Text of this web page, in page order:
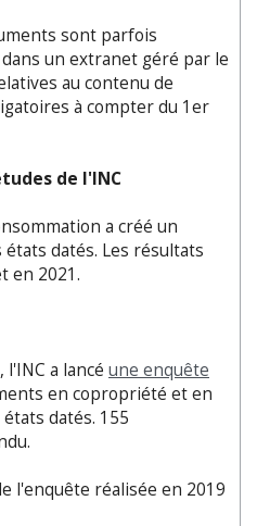
sont parfois
un extranet géré par le
au contenu de
à compter du 1er
de l'INC
a créé un
datés. Les résultats
en 2021.
a lancé une enquête
en copropriété et en
datés. 155
l'enquête réalisée en 2019